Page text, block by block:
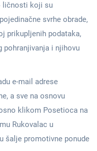
ličnosti koji su
svrhe obrade,
prikupljenih podataka,
pohranjivanja i njihovu
e-mail adrese
a sve na osnovu
klikom Posetioca na
Rukovalac u
šalje promotivne ponude